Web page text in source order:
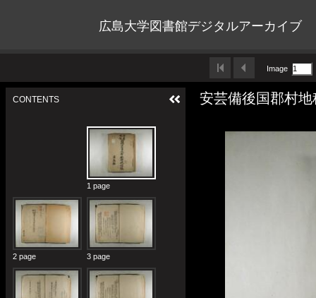
広島大学図書館デジタルアーカイブ